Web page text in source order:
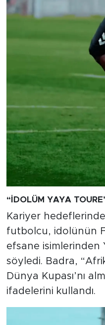
“İDOLÜM YAYA
Kariyer
futbolcu, idolünün
efsane
söyledi. Badra,
Dünya Kupası’nı
ifadelerini kullandı.